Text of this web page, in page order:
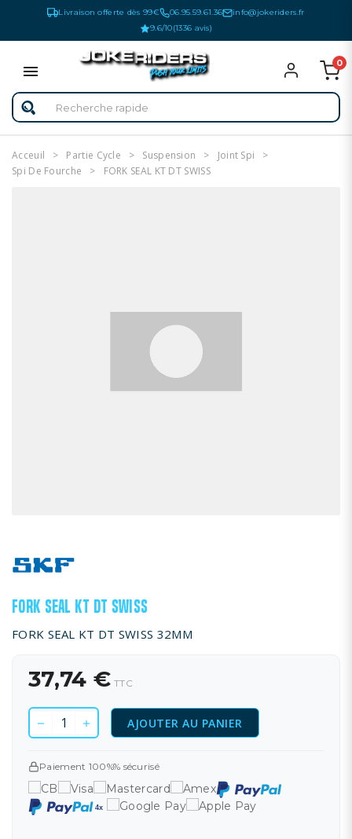
Livraison offerte dès 99€ 06.95.59.61.36
info@jokeriders.fr
9.6/10(1336 avis)
0
Acceuil Partie Cycle Suspension
Joint Spi
Spi De Fourche
FORK SEAL KT DT SWISS
FORK SEAL KT DT SWISS
FORK SEAL KT DT SWISS 32MM
37,74 € TTC
AJOUTER AU PANIER
Paiement 100%% sécurisé